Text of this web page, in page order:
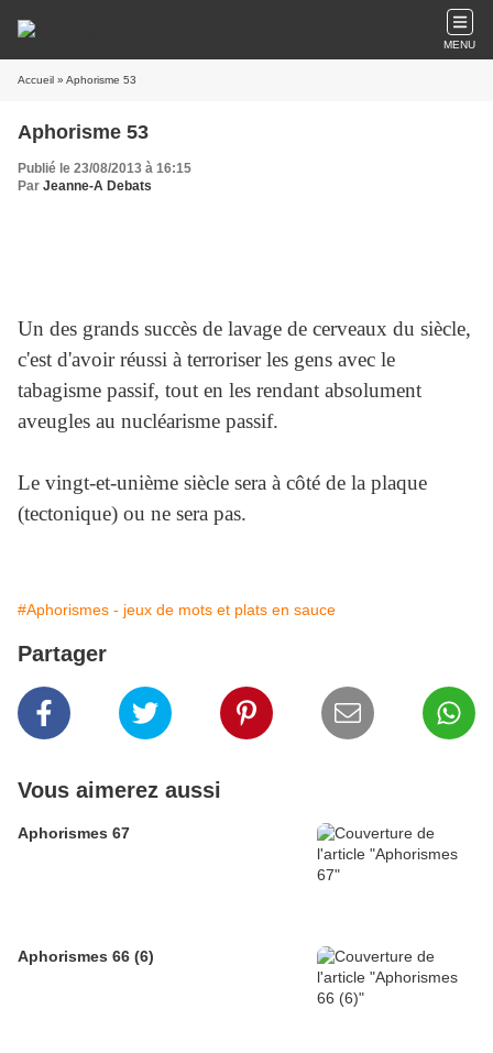
MENU
Accueil » Aphorisme 53
Aphorisme 53
Publié le 23/08/2013 à 16:15
Par Jeanne-A Debats
Un des grands succès de lavage de cerveaux du siècle,
c'est d'avoir réussi à terroriser les gens avec le
tabagisme passif, tout en les rendant absolument
aveugles au nucléarisme passif.
Le vingt-et-unième siècle sera à côté de la plaque
(tectonique) ou ne sera pas.
#Aphorismes - jeux de mots et plats en sauce
Partager
Vous aimerez aussi
Aphorismes 67
Aphorismes 66 (6)